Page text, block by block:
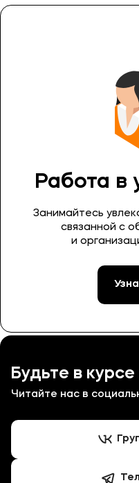
Работа в
Занимайтесь
связанной с
и
Будьте в
Читайте нас в